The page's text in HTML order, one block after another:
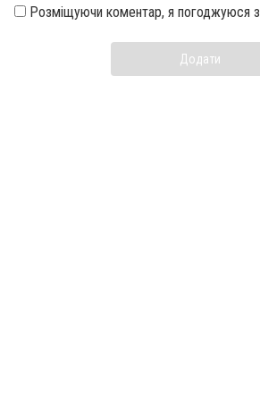
Розміщуючи коментар, я погоджуюся з
Додати